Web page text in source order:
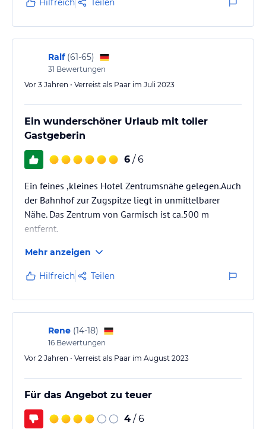
Hilfreich Teilen
Ralf (61-65)
31 Bewertungen
Vor 3 Jahren • Verreist als Paar im Juli 2023
Ein wunderschöner Urlaub mit toller
Gastgeberin
6 / 6
Ein feines ,kleines Hotel Zentrumsnähe gelegen.Auch
der Bahnhof zur Zugspitze liegt in unmittelbarer
Nähe. Das Zentrum von Garmisch ist ca.500 m
entfernt.
Mehr anzeigen
Hilfreich Teilen
Rene (14-18)
16 Bewertungen
Vor 2 Jahren • Verreist als Paar im August 2023
Für das Angebot zu teuer
4 / 6